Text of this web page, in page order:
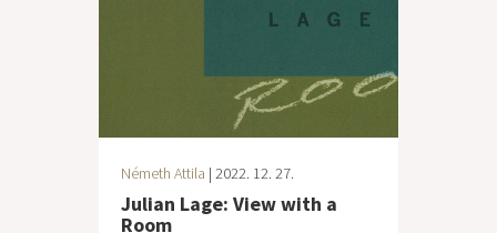
Németh Attila | 2022. 12. 27.
Julian Lage: View with a
Room